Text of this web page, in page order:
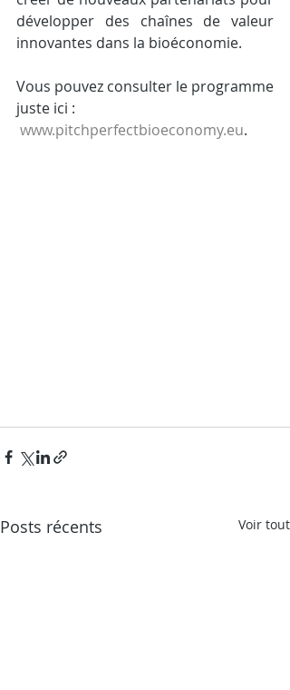
développer des chaînes de valeur
innovantes dans la bioéconomie.
Vous pouvez consulter le programme
juste ici :
www.pitchperfectbioeconomy.eu.
Posts récents Voir tout